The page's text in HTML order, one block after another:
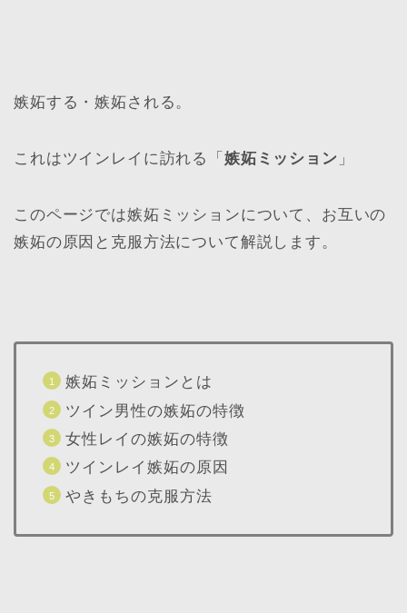
嫉妬する・嫉妬される。
これはツインレイに訪れる「 嫉妬ミッション 」
このページでは嫉妬ミッションについて、お互いの
嫉妬の原因と克服方法について解説します。
嫉妬ミッションとは
ツイン男性の嫉妬の特徴
女性レイの嫉妬の特徴
ツインレイ嫉妬の原因
やきもちの克服方法